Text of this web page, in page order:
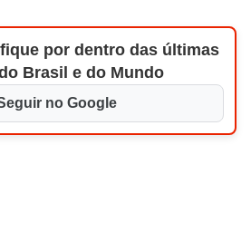
por dentro das últimas
Brasil e do Mundo
no Google